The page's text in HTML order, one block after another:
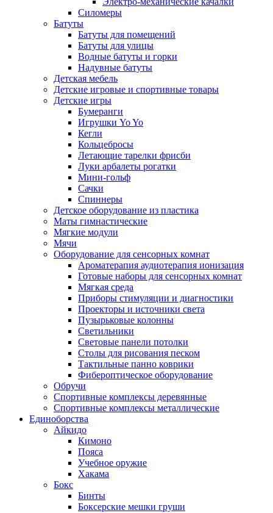
Силомеры
Батуты
Батуты для помещений
Батуты для улицы
Водные батуты и горки
Надувные батуты
Детская мебель
Детские игровые и спортивные товары
Детские игры
Бумеранги
Игрушки Yo Yo
Кегли
Кольцебросы
Летающие тарелки фрисби
Луки арбалеты рогатки
Мини-гольф
Сачки
Спиннеры
Детское оборудование из пластика
Маты гимнастические
Мягкие модули
Мячи
Оборудование для сенсорных комнат
Ароматерапия аудиотерапия ионизация
Готовые наборы для сенсорных комнат
Мягкая среда
Приборы стимуляции и диагностики
Проекторы и источники света
Пузырьковые колонны
Светильники
Световые панели потолки
Столы для рисования песком
Тактильные панно коврики
Фибероптическое оборудование
Обручи
Спортивные комплексы деревянные
Спортивные комплексы металлические
Единоборства
Айкидо
Кимоно
Пояса
Учебное оружие
Хакама
Бокс
Бинты
Боксерские мешки груши